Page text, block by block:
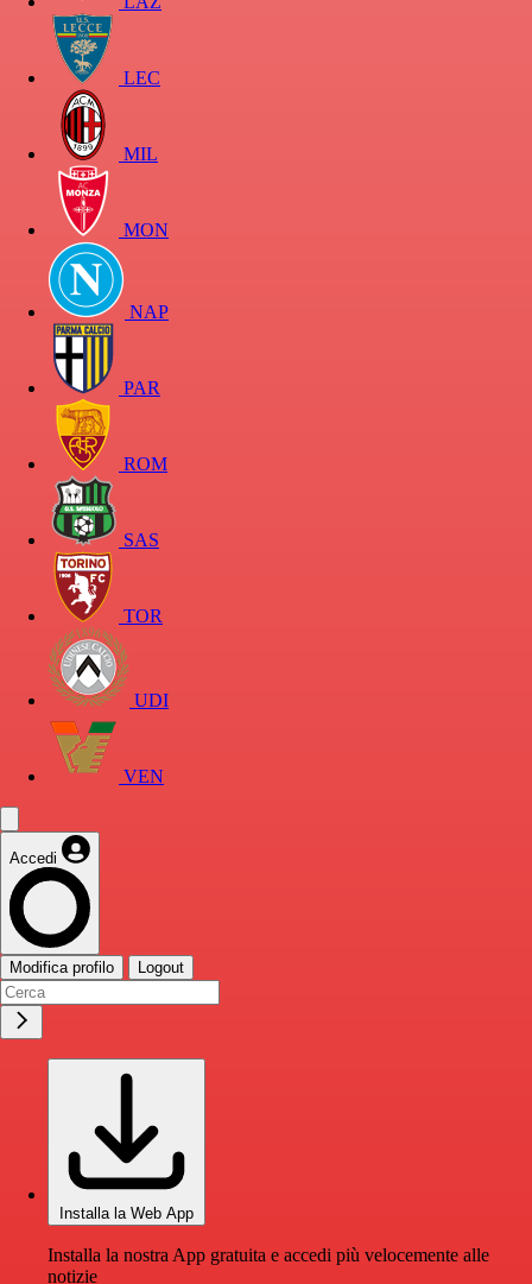
LEC
MIL
MON
NAP
PAR
ROM
SAS
TOR
UDI
VEN
Accedi
Modifica profilo Logout
Installa la Web App
Installa la nostra App gratuita e accedi più velocemente alle
notizie